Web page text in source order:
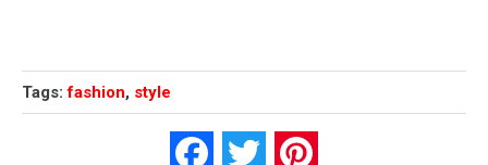
Tags: fashion, style
FacebookTwitter